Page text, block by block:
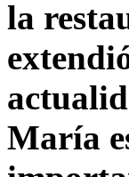
la
María